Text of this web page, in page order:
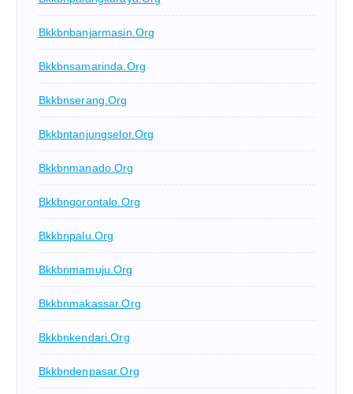
Bkkbnbanjarmasin.org
Bkkbnsamarinda.org
Bkkbnserang.org
Bkkbntanjungselor.org
Bkkbnmanado.org
Bkkbngorontalo.org
Bkkbnpalu.org
Bkkbnmamuju.org
Bkkbnmakassar.org
Bkkbnkendari.org
Bkkbndenpasar.org